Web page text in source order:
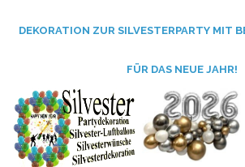
DEKORATION ZUR SILVESTERPARTY MIT
FÜR DAS NEUE JAHR!